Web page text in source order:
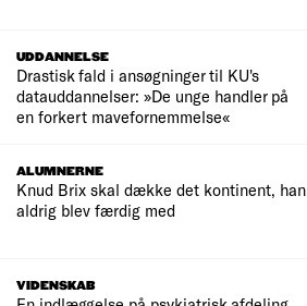
UDDANNELSE
Drastisk fald i ansøgninger til KU's
datauddannelser: »De unge handler på
en forkert mavefornemmelse«
ALUMNERNE
Knud Brix skal dække det kontinent, han
aldrig blev færdig med
VIDENSKAB